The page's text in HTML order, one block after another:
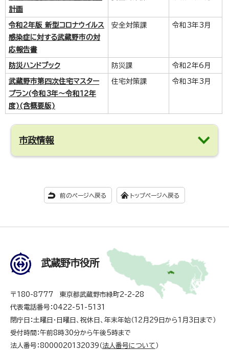
計画
令和2年版 新型コロナウイルス
感染症に対する武蔵野市の対
応報告書
安全対策課 令和3年3月
防災ハンドブック 防災課 令和2年6月
武蔵野市第四次住宅マスター
プラン(令和3年～令和12年
度)(含概要版)
住宅対策課 令和3年3月
市政情報
前のページへ戻る トップページへ戻る
武蔵野市役所
〒180-8777 東京都武蔵野市緑町2-2-28
代表電話番号：0422-51-5131
閉庁日：土曜日・日曜日、祝休日、年末年始（12月29日から1月3日まで）
受付時間：午前8時30分から午後5時まで
法人番号：8000020132039（ 法人番号について ）